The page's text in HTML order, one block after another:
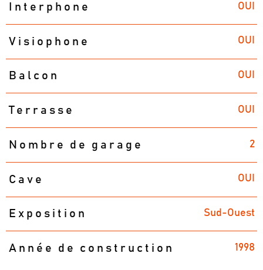
Interphone OUI
Visiophone OUI
Balcon OUI
Terrasse OUI
Nombre de garage 2
Cave OUI
Exposition Sud-Ouest
Année de construction 1998